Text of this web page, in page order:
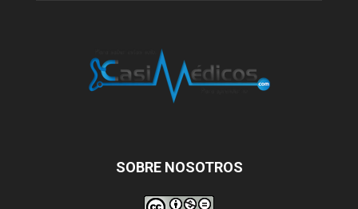
SOBRE NOSOTROS